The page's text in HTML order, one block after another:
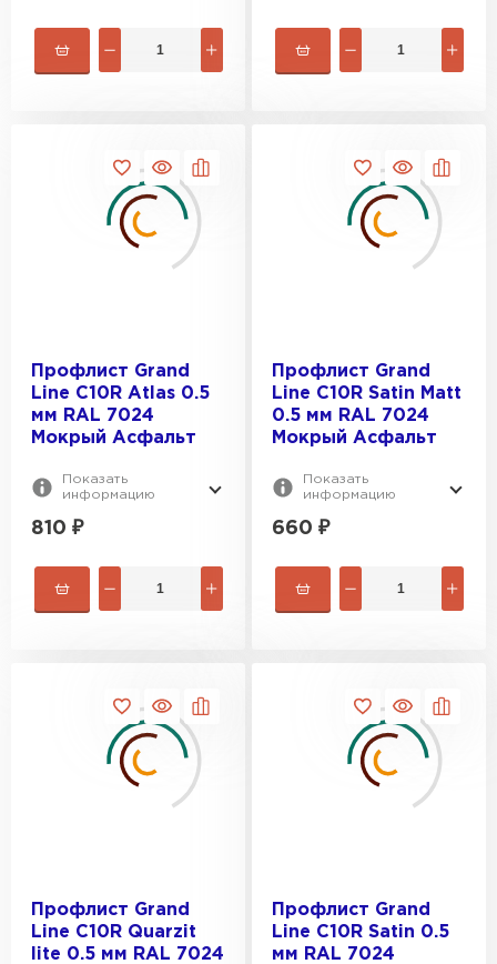
Профлист Grand
Line С10R Atlas 0.5
мм RAL 7024
Мокрый Асфальт
Показать
информацию
810 ₽
Профлист Grand
Line С10R Satin Matt
0.5 мм RAL 7024
Мокрый Асфальт
Показать
информацию
660 ₽
Профлист Grand
Line С10R Quarzit
lite 0.5 мм RAL 7024
Профлист Grand
Line С10R Satin 0.5
мм RAL 7024
Профилированный лист
ПЕРЕЙТИ